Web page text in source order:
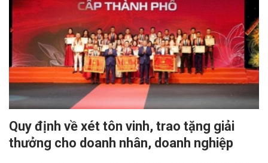
Quy định về xét tôn vinh, trao tặng giải
thưởng cho doanh nhân, doanh nghiệp